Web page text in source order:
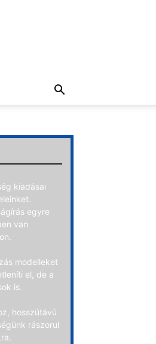
kiadásai
egyre
van
modelleket
el, de a
is.
hosszútávú
rászorul